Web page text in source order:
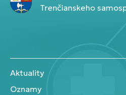
Trenčianskeho
Aktuality
Oznamy